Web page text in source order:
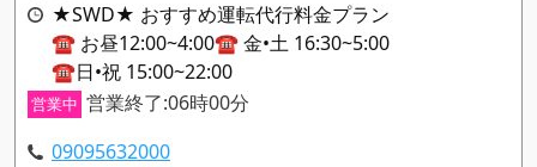
★SWD★ おすすめ運転代行料金プラン
☎️ お昼12:00~4:00☎️ 金•土 16:30~5:00
☎️日•祝 15:00~22:00
営業中 営業終了:06時00分
09095632000